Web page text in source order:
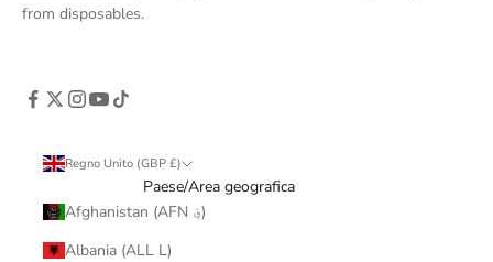
from disposables.
Regno Unito (GBP £)
Paese/Area geografica
Afghanistan (AFN ؋)
Albania (ALL L)